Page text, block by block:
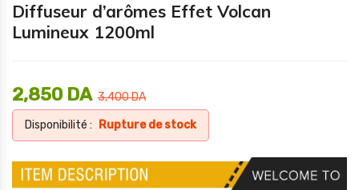
Diffuseur d’arômes Effet Volcan
Lumineux 1200ml
3,400DA
2,850 DA
Disponibilité : Rupture de stock